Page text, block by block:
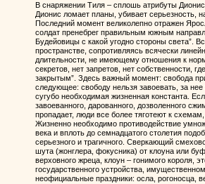
В снаряжении Тиля – сплошь атрибуты
Дионис ломает планы, убивает серьезность,
Последний момент великолепно отражен
солдат пренебрег правильным южным
Будейовицы с какой угодно стороны света”.
пространстве, сопротивляясь всячески
длительности, не имеющему отношения к
секретов, нет запретов, нет собственности,
закрытым”. Здесь важный момент: свобода
следующее: свободу нельзя завоевать, за
сугубо необходимая жизненная константа.
завоеванного, дарованного, дозволенного
пропадает, люди все более тяготеют к
Жизненно необходимо противодействие
века и вплоть до семнадцатого столетия
серьезного и трагичного. Сверкающий
шута (жонглера, фокусника) от клоуна или
верховного жреца, клоун – гонимого короля,
государственного устройства,
неофициальные праздники: осла, рогоносца,